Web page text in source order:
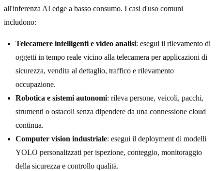
all'inferenza AI edge a basso consumo. I casi d'uso comuni
includono:
Telecamere intelligenti e video analisi: esegui il rilevamento di
oggetti in tempo reale vicino alla telecamera per applicazioni di
sicurezza, vendita al dettaglio, traffico e rilevamento
occupazione.
Robotica e sistemi autonomi: rileva persone, veicoli, pacchi,
strumenti o ostacoli senza dipendere da una connessione cloud
continua.
Computer vision industriale: esegui il deployment di modelli
YOLO personalizzati per ispezione, conteggio, monitoraggio
della sicurezza e controllo qualità.